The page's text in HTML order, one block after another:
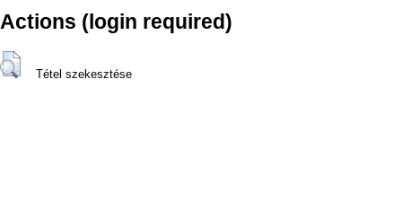
Actions (login required)
Tétel szekesztése